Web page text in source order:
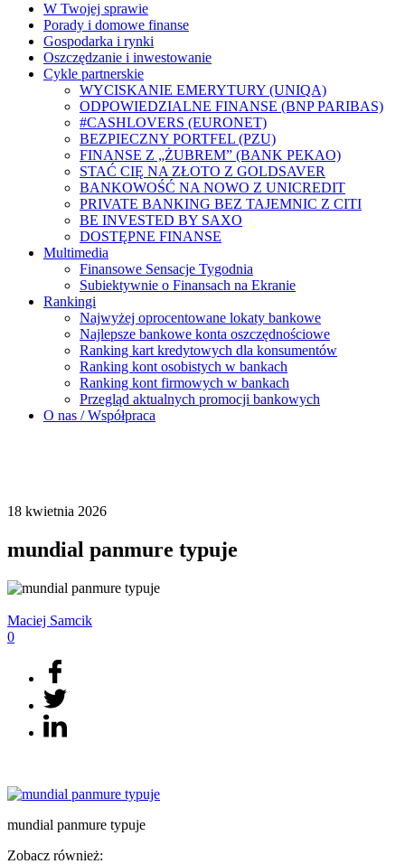
W Twojej sprawie
Porady i domowe finanse
Gospodarka i rynki
Oszczędzanie i inwestowanie
Cykle partnerskie
WYCISKANIE EMERYTURY (UNIQA)
ODPOWIEDZIALNE FINANSE (BNP PARIBAS)
#CASHLOVERS (EURONET)
BEZPIECZNY PORTFEL (PZU)
FINANSE Z „ŻUBREM” (BANK PEKAO)
STAĆ CIĘ NA ZŁOTO Z GOLDSAVER
BANKOWOŚĆ NA NOWO Z UNICREDIT
PRIVATE BANKING BEZ TAJEMNIC Z CITI
BE INVESTED BY SAXO
DOSTĘPNE FINANSE
Multimedia
Finansowe Sensacje Tygodnia
Subiektywnie o Finansach na Ekranie
Rankingi
Najwyżej oprocentowane lokaty bankowe
Najlepsze bankowe konta oszczędnościowe
Ranking kart kredytowych dla konsumentów
Ranking kont osobistych w bankach
Ranking kont firmowych w bankach
Przegląd aktualnych promocji bankowych
O nas / Współpraca
18 kwietnia 2026
mundial panmure typuje
Maciej Samcik
0
mundial panmure typuje
Zobacz również: